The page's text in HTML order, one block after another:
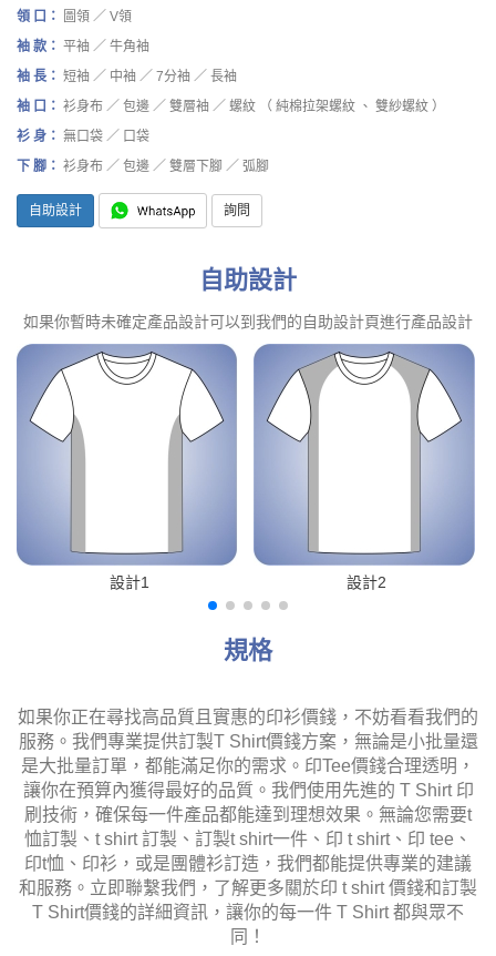
領 口：
圖領 ／ V領
袖 款： 平袖 ／ 牛角袖
袖 長： 短袖 ／ 中袖 ／ 7分袖 ／ 長袖
袖 口： 衫身布 ／ 包邊 ／ 雙層袖 ／ 螺紋 （ 純棉拉架螺紋 、 雙紗螺紋 ）
衫 身： 無口袋 ／ 口袋
下 腳： 衫身布 ／ 包邊 ／ 雙層下腳 ／ 弧腳
自助設計 詢問
自助設計
如果你暫時未確定產品設計可以到我們的自助設計頁進行產品設計
設計1 設計2
規格
如果你正在尋找高品質且實惠的印衫價錢，不妨看看我們的
服務。我們專業提供訂製T Shirt價錢方案，無論是小批量還
是大批量訂單，都能滿足你的需求。印Tee價錢合理透明，
讓你在預算內獲得最好的品質。我們使用先進的 T Shirt 印
刷技術，確保每一件產品都能達到理想效果。無論您需要t
恤訂製、t shirt 訂製、訂製t shirt一件、印 t shirt、印 tee、
印t恤、印衫，或是團體衫訂造，我們都能提供專業的建議
和服務。立即聯繫我們，了解更多關於印 t shirt 價錢和訂製
T Shirt價錢的詳細資訊，讓你的每一件 T Shirt 都與眾不
同！